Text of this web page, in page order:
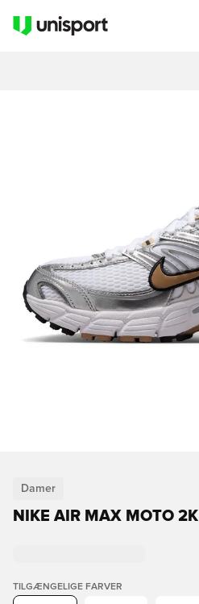
Damer
NIKE AIR MAX MOTO 2K
TILGÆNGELIGE FARVER